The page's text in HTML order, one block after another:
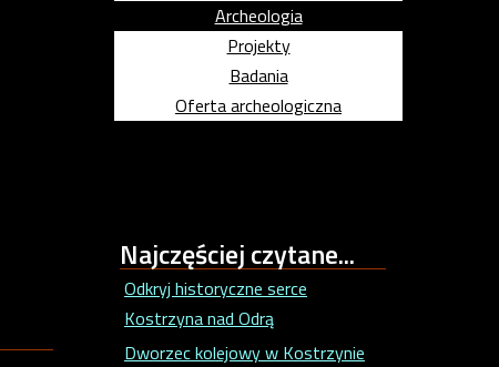
Archeologia
Projekty
Badania
Oferta archeologiczna
Najczęściejczytane...
Odkryj historyczne serce
Kostrzyna nad Odrą
Dworzec kolejowy w Kostrzynie